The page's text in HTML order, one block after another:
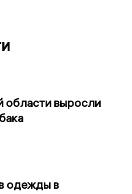
области выросли
одежды в